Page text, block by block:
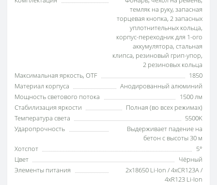
темляк на руку, запасная
торцевая кнопка, 2 запасных
уплотнительных кольца,
корпус-переходник для 1-ого
аккумулятора, стальная
клипса, резиновый грип-упор,
2 резиновых кольца
Максимальная яркость, OTF
1850
Материал корпуса
Анодированный алюминий
Мощность светового потока
1500 лм
Стабилизация яркости
Полная (во всех режимах)
Температура света
5500K
Ударопрочность
Выдерживает падение на
бетон с высоты 30 м
Хотспот
5°
Цвет
Чёрный
Элементы питания
2x18650 Li-Ion / 4xCR123A /
4xR123 Li-Ion